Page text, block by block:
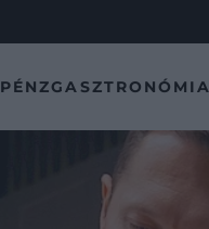
PÉNZGASZTRONÓMIA